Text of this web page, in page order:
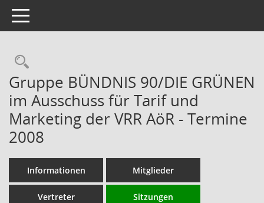
Toggle navigation
Rechercheauswahl
Gruppe BÜNDNIS 90/DIE GRÜNEN
im Ausschuss für Tarif und
Marketing der VRR AöR - Termine
2008
Informationen Mitglieder
Vertreter Sitzungen